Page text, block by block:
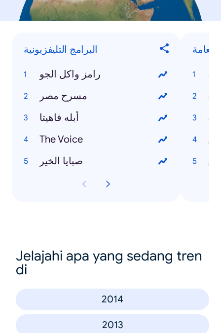
البرامج التليفزيونية
رامز واكل الجو
مسرح مصر
أبله فاهيتا
The Voice
صبايا الخير
Jelajahi apa yang sedang tren
di
2014
2013